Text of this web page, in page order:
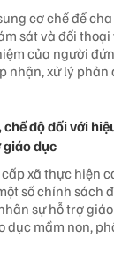
cơ chế để
sát và đối
của người
nhận, xử lý phản
chế độ đối với
giáo dục
xã thực hiện
số chính sách
sự hỗ trợ
dục mầm non,